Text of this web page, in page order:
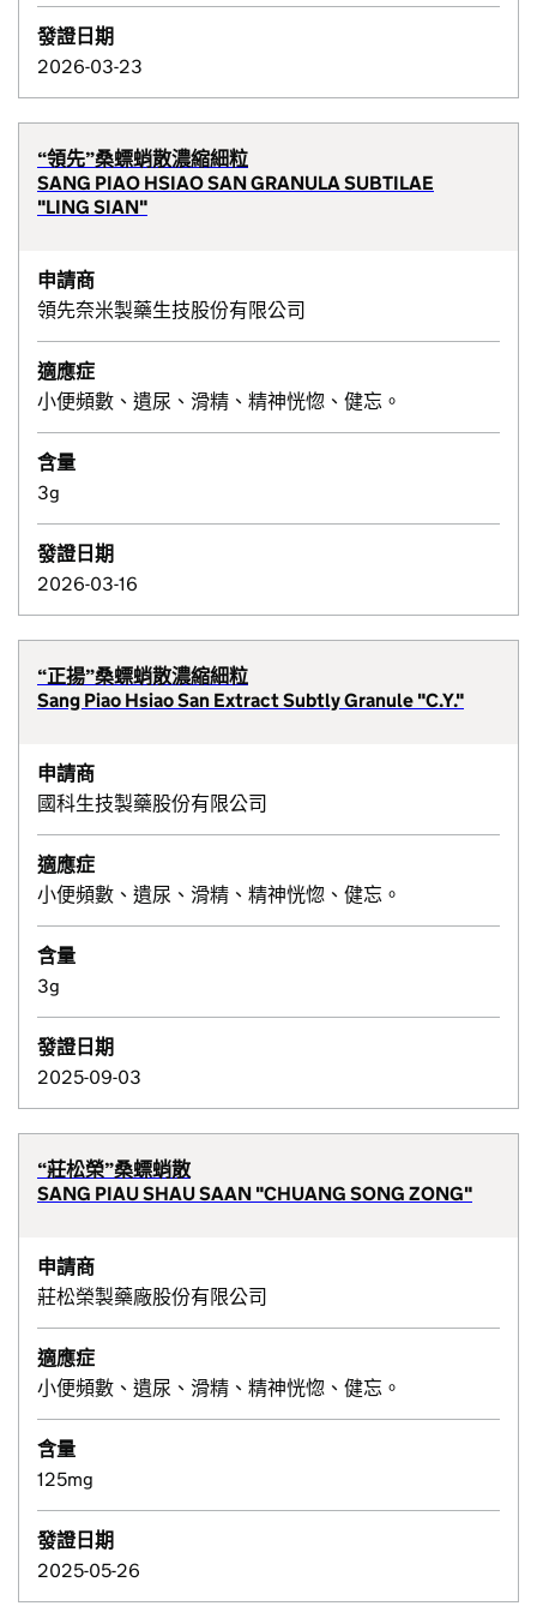
發證日期
2026-03-23
“領先”桑螵蛸散濃縮細粒
SANG PIAO HSIAO SAN GRANULA SUBTILAE
"LING SIAN"
申請商
領先奈米製藥生技股份有限公司
適應症
小便頻數、遺尿、滑精、精神恍惚、健忘。
含量
3g
發證日期
2026-03-16
“正揚”桑螵蛸散濃縮細粒
Sang Piao Hsiao San Extract Subtly Granule "C.Y."
申請商
國科生技製藥股份有限公司
適應症
小便頻數、遺尿、滑精、精神恍惚、健忘。
含量
3g
發證日期
2025-09-03
“莊松榮”桑螵蛸散
SANG PIAU SHAU SAAN "CHUANG SONG ZONG"
申請商
莊松榮製藥廠股份有限公司
適應症
小便頻數、遺尿、滑精、精神恍惚、健忘。
含量
125mg
發證日期
2025-05-26